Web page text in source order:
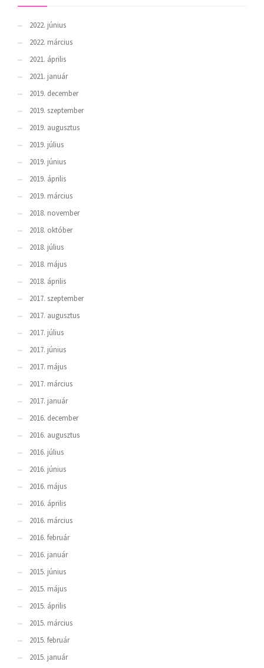
2022. június
2022. március
2021. április
2021. január
2019. december
2019. szeptember
2019. augusztus
2019. július
2019. június
2019. április
2019. március
2018. november
2018. október
2018. július
2018. május
2018. április
2017. szeptember
2017. augusztus
2017. július
2017. június
2017. május
2017. március
2017. január
2016. december
2016. augusztus
2016. július
2016. június
2016. május
2016. április
2016. március
2016. február
2016. január
2015. június
2015. május
2015. április
2015. március
2015. február
2015. január